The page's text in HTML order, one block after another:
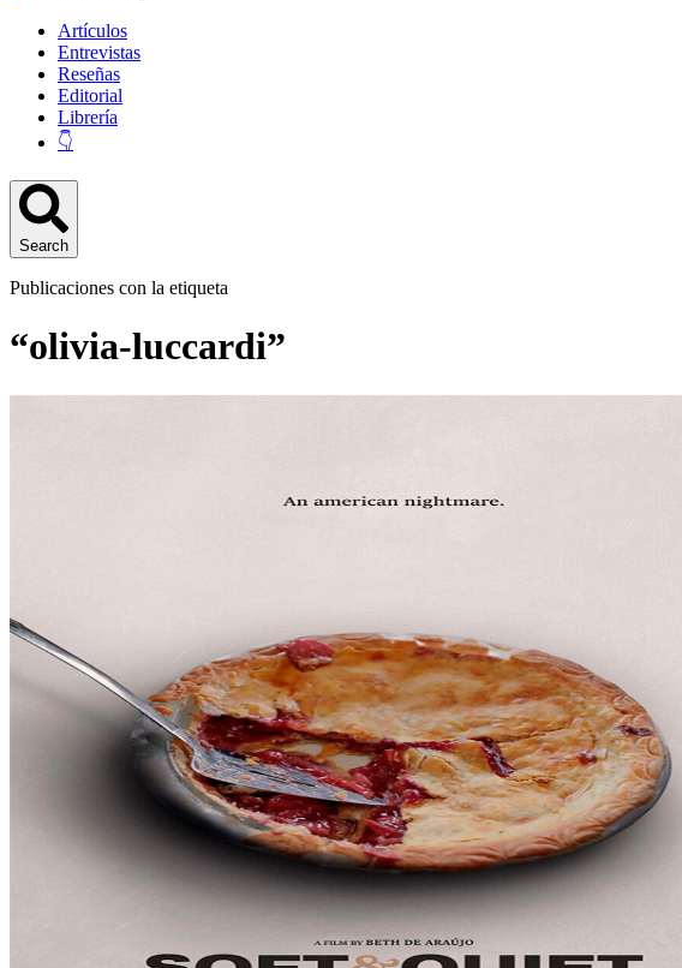
Artículos
Entrevistas
Reseñas
Editorial
Librería
👇
Search
Publicaciones con la etiqueta
“olivia-luccardi”